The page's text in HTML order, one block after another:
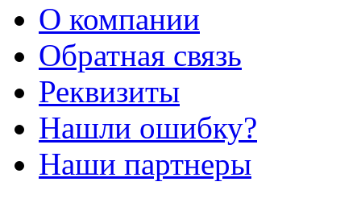
О компании
Обратная связь
Реквизиты
Нашли ошибку?
Наши партнеры